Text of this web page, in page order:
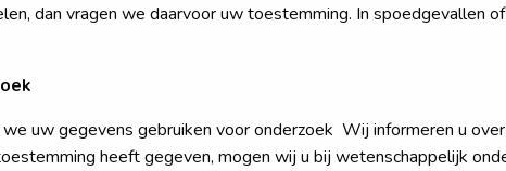
dan vragen we daarvoor uw toestemming. In spoedgevallen
uw gegevens gebruiken voor onderzoek Wij informeren u
heeft gegeven, mogen wij u bij wetenschappelijk